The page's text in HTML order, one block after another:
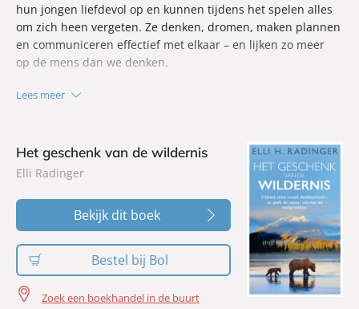
hun jongen liefdevol op en kunnen tijdens het spelen alles
om zich heen vergeten. Ze denken, dromen, maken plannen
en communiceren effectief met elkaar – en lijken zo meer
op de mens dan we denken.
fascinerende verhalen over onder meer familiebanden,
vertrouwen, geduld, leiderschap, omgaan met
mislukkingen en de dood. In dit boek geeft ze een geweldig
inkijkje in de intelligentie van dit mythische dier, en trekt
verrassende parallellen met ons eigen gedrag en leven. Ze
schreef ook een hoofdstuk over wolven in Nederland en
België.
Lees meer
Het geschenk van de wildernis
Elli Radinger
Bekijk dit boek
Bestel bij Bol
Zoek een boekhandel in de buurt